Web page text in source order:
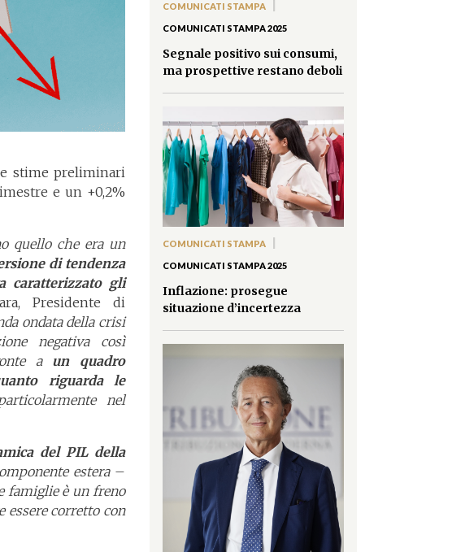
stime preliminari
e un +0,2%
quello che era un
di tendenza
caratterizzato gli
Presidente di
ondata della crisi
negativa così
a un quadro
riguarda le
nel
del PIL della
estera –
famiglie è un freno
essere corretto con
COMUNICATI STAMPA
COMUNICATI STAMPA 2025
Segnale positivo sui consumi,
ma prospettive restano deboli
COMUNICATI STAMPA
COMUNICATI STAMPA 2025
Inflazione: prosegue
situazione d’incertezza